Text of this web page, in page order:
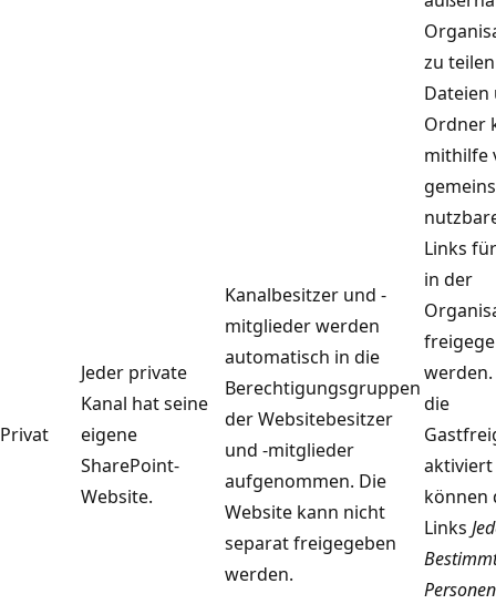
zu
Privat
Jeder private
Kanal hat seine
eigene
SharePoint-
Website.
Kanalbesitzer und -
mitglieder werden
automatisch in die
Berechtigungsgruppen
der Websitebesitzer
und -mitglieder
aufgenommen. Die
Website kann nicht
separat freigegeben
werden.
Dateien
Ordner
mithilfe
Links
in der
die
aktiviert
können
Links
Personen